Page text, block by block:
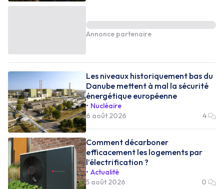
Annonce partenaire
Les niveaux historiquement bas du
Danube mettent à mal la sécurité
énergétique européenne
Nucléaire
6 août 2026
4
Comment décarboner
efficacement les logements par
l’électrification ?
Actualité
5 août 2026
0